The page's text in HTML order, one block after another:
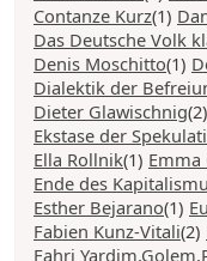
Contanze Kurz(1)
Das Deutsche Volk
Denis Moschitto(1)
Dialektik der
Dieter Glawischnig(2)
Ekstase der
Ella Rollnik(1)
Ende des
Esther Bejarano(1)
Fabien Kunz-Vitali(2)
Fahri